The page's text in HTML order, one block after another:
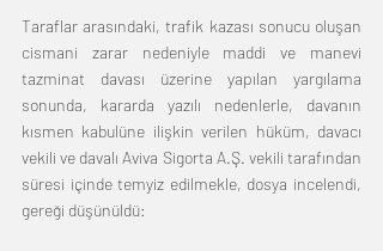
Taraflar arasındaki, trafik kazası sonucu oluşan
cismani zarar nedeniyle maddi ve manevi
tazminat davası üzerine yapılan yargılama
sonunda, kararda yazılı nedenlerle, davanın
kısmen kabulüne ilişkin verilen hüküm, davacı
vekili ve davalı Aviva Sigorta A.Ş. vekili tarafından
süresi içinde temyiz edilmekle, dosya incelendi,
gereği düşünüldü: